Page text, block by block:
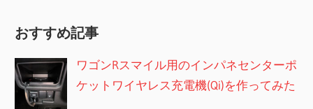
おすすめ記事
ワゴンRスマイル用のインパネセンターポ
ケットワイヤレス充電機(Qi)を作ってみた